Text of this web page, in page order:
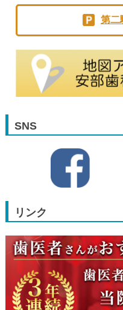
第二
SNS
リンク